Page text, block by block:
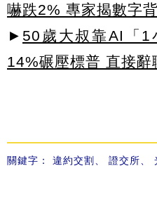
嚇跌2% 專家揭數字
► 50歲大叔靠AI「1
14%碾壓標普 直接辭
關鍵字： 違約交割 證交所